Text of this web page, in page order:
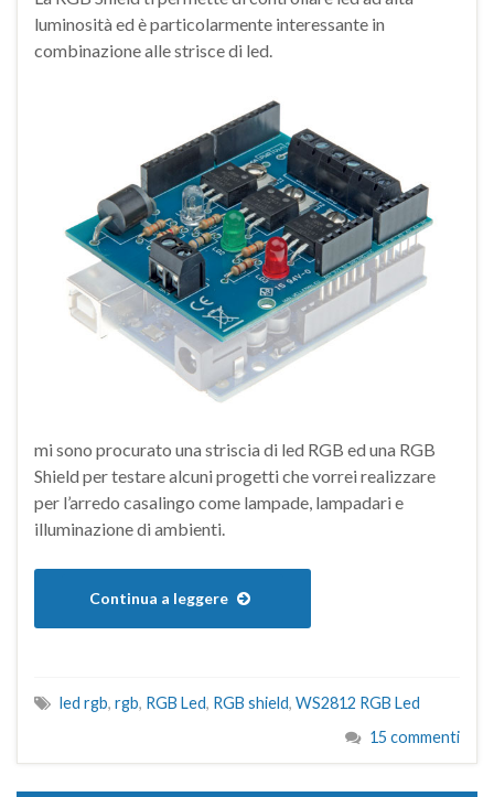
luminosità ed è particolarmente interessante in
combinazione alle strisce di led.
mi sono procurato una striscia di led RGB ed una RGB
Shield per testare alcuni progetti che vorrei realizzare
per l’arredo casalingo come lampade, lampadari e
illuminazione di ambienti.
Continua a leggere
led rgb, rgb, RGB Led, RGB shield, WS2812 RGB Led
15 commenti